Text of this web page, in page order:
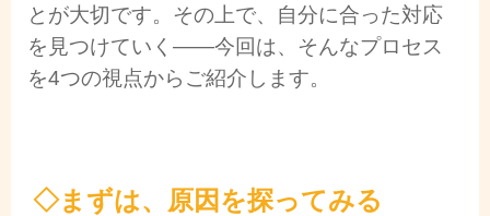
とが大切です。その上で、自分に合った対応
を見つけていく――今回は、そんなプロセス
を4つの視点からご紹介します。
◇まずは、原因を探ってみる